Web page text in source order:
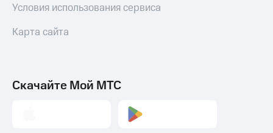
Условия использования сервиса
Карта сайта
Скачайте Мой МТС